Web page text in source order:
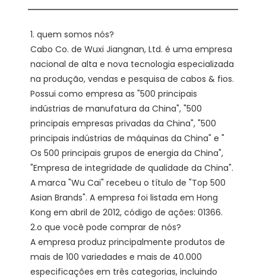
1. quem somos nós?
Cabo Co. de Wuxi Jiangnan, Ltd. é uma empresa
nacional de alta e nova tecnologia especializada
na produção, vendas e pesquisa de cabos & fios.
Possui como empresa as "500 principais
indústrias de manufatura da China", "500
principais empresas privadas da China", "500
principais indústrias de máquinas da China" e "
Os 500 principais grupos de energia da China",
"Empresa de integridade de qualidade da China".
A marca "Wu Cai" recebeu o título de "Top 500
Asian Brands". A empresa foi listada em Hong
Kong em abril de 2012, código de ações: 01366.
2.o que você pode comprar de nós?
A empresa produz principalmente produtos de
mais de 100 variedades e mais de 40.000
especificações em três categorias, incluindo